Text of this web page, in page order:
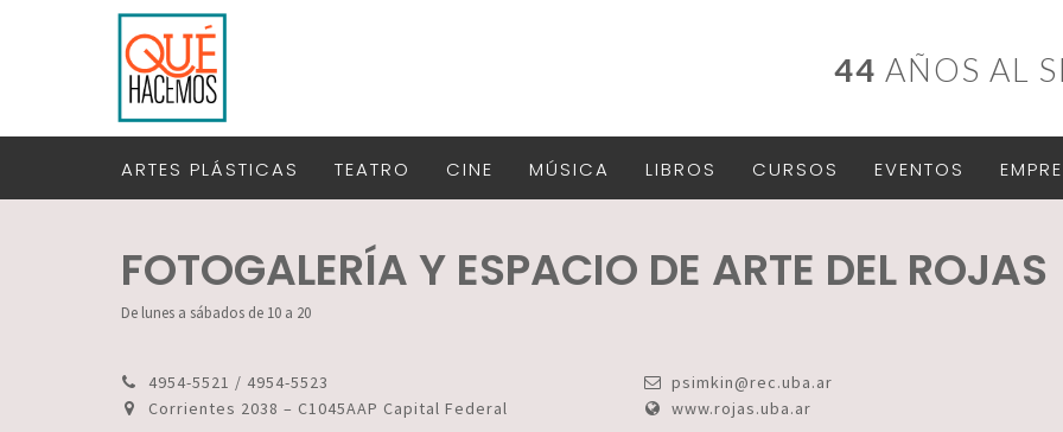
44 AÑOS AL
ARTES PLÁSTICAS TEATRO CINE MÚSICA LIBROS CURSOS EVENTOS
FOTOGALERÍA Y ESPACIO DE ARTE DEL ROJAS
De lunes a sábados de 10 a 20
4954-5521 / 4954-5523
psimkin@rec.uba.ar
Corrientes 2038 – C1045AAP Capital Federal
www.rojas.uba.ar